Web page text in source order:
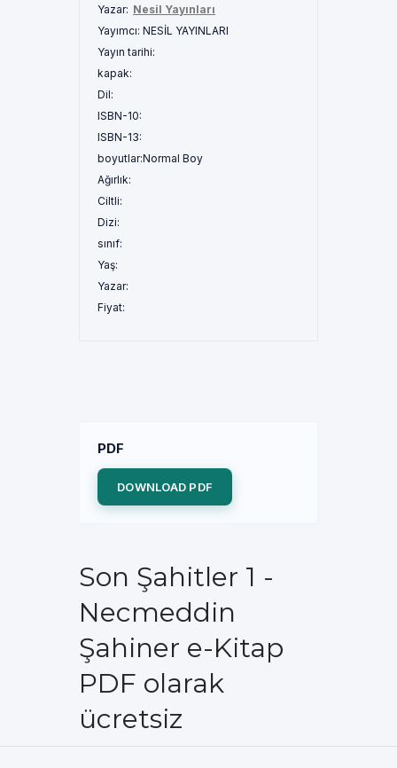
Yazar: Nesil Yayınları
Yayımcı: NESİL YAYINLARI
Yayın tarihi:
kapak:
Dil:
ISBN-10:
ISBN-13:
boyutlar:Normal Boy
Ağırlık:
Ciltli:
Dizi:
sınıf:
Yaş:
Yazar:
Fiyat:
PDF
DOWNLOAD PDF
Son Şahitler 1 -
Necmeddin
Şahiner e-Kitap
PDF olarak
ücretsiz